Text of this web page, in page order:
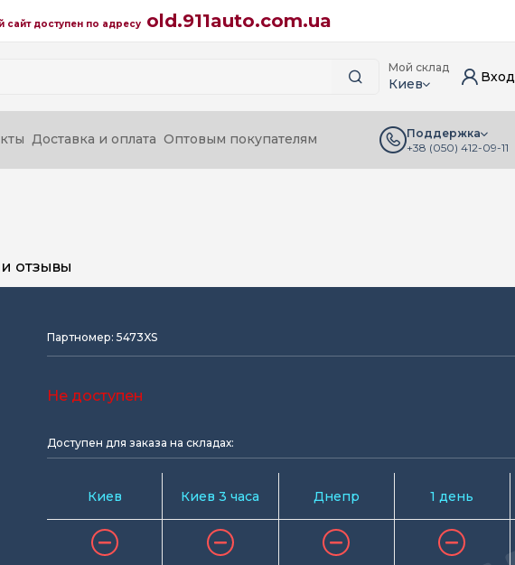
сайт доступен по адресу old.911auto.com.ua
Мой склад
Киев Вход
Доставка и оплата Оптовым покупателям
Поддержка
+38 (050) 412-09-11
отзывы
Партномер: 5473XS
Не доступен
Доступен для заказа на складах:
Киев Киев 3 часа Днепр 1 день